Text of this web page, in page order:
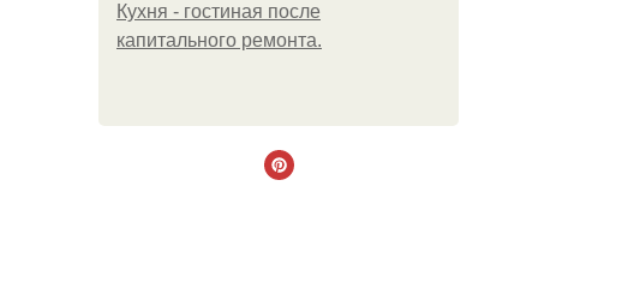
Кухня - гостиная после
капитального ремонта.